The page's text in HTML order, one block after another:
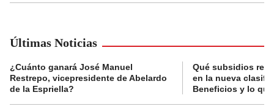
Últimas Noticias
¿Cuánto ganará José Manuel
Restrepo, vicepresidente de Abelardo
de la Espriella?
Qué subsidios
en la nueva
Beneficios y lo